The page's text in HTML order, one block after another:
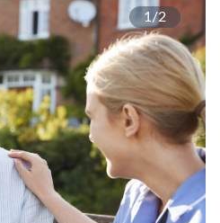
1/2